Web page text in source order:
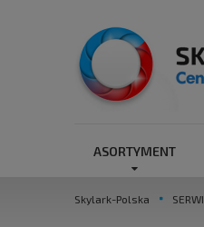
ASORTYMENT
Skylark-Polska